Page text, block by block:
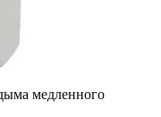
медленного